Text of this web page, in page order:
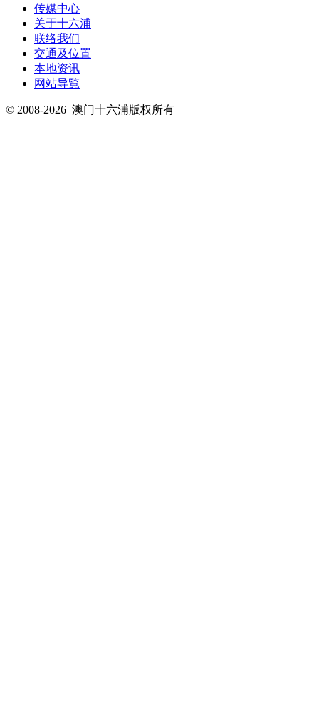
传媒中心
关于十六浦
联络我们
交通及位置
本地资讯
网站导覧
© 2008-2026 澳门十六浦版权所有